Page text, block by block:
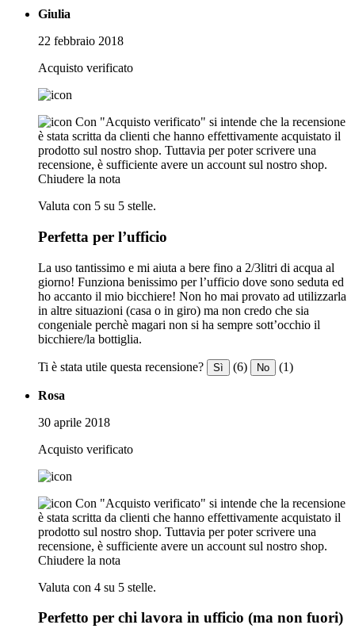
Giulia
22 febbraio 2018
Acquisto verificato
Con "Acquisto verificato" si intende che la recensione
è stata scritta da clienti che hanno effettivamente acquistato il
prodotto sul nostro shop. Tuttavia per poter scrivere una
recensione, è sufficiente avere un account sul nostro shop.
Chiudere la nota
Valuta con 5 su 5 stelle.
Perfetta per l’ufficio
La uso tantissimo e mi aiuta a bere fino a 2/3litri di acqua al
giorno! Funziona benissimo per l’ufficio dove sono seduta ed
ho accanto il mio bicchiere! Non ho mai provato ad utilizzarla
in altre situazioni (casa o in giro) ma non credo che sia
congeniale perchè magari non si ha sempre sott’occhio il
bicchiere/la bottiglia.
Ti è stata utile questa recensione? Sì (6) No (1)
Rosa
30 aprile 2018
Acquisto verificato
Con "Acquisto verificato" si intende che la recensione
è stata scritta da clienti che hanno effettivamente acquistato il
prodotto sul nostro shop. Tuttavia per poter scrivere una
recensione, è sufficiente avere un account sul nostro shop.
Chiudere la nota
Valuta con 4 su 5 stelle.
Perfetto per chi lavora in ufficio (ma non fuori)